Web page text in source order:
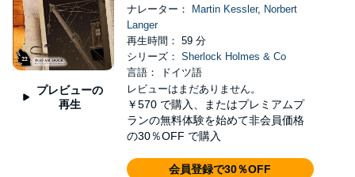
プレビューの
再生
ナレーター：
Martin Kessler, Norbert
Langer
再生時間： 59 分
シリーズ： Sherlock Holmes & Co
言語： ドイツ語
レビューはまだありません。
￥570 で購入、またはプレミアムプ
ランの無料体験を始めて非会員価格
の30％OFF で購入
会員登録で30％OFF